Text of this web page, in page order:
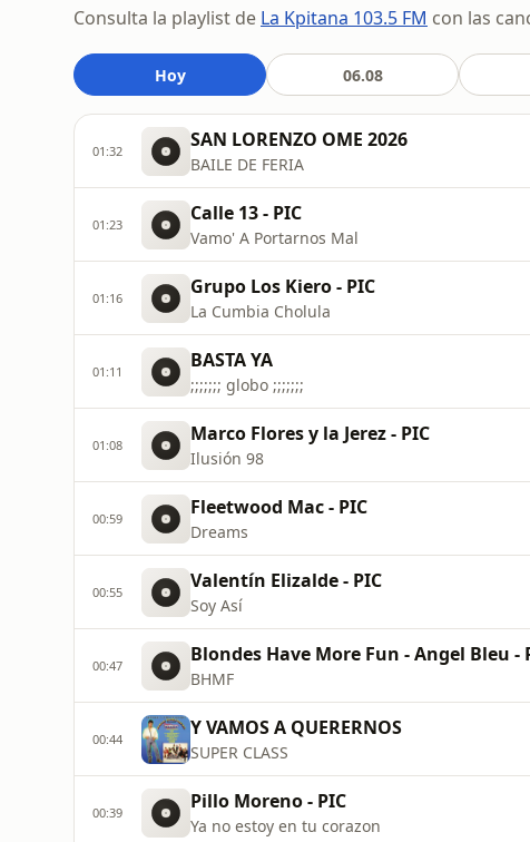
Consulta la playlist de La Kpitana 103.5 FM con las
Hoy 06.08
01:32 SAN LORENZO OME 2026
BAILE DE FERIA
01:23 Calle 13 - PIC
Vamo' A Portarnos Mal
01:16 Grupo Los Kiero - PIC
La Cumbia Cholula
01:11 BASTA YA
;;;;;;; globo ;;;;;;;
01:08 Marco Flores y la Jerez - PIC
Ilusión 98
00:59 Fleetwood Mac - PIC
Dreams
00:55 Valentín Elizalde - PIC
Soy Así
00:47 Blondes Have More Fun - Angel Bleu -
BHMF
00:44 Y VAMOS A QUERERNOS
SUPER CLASS
00:39 Pillo Moreno - PIC
Ya no estoy en tu corazon